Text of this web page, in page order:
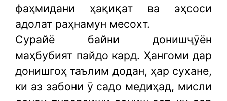
фаҳмидани ҳақиқат ва эҳсоси
адолат раҳнамун месохт.
Сурайё байни донишҷӯён
маҳбубият пайдо кард. Ҳангоми дар
донишгоҳ таълим додан, ҳар сухане,
ки аз забони ӯ садо медиҳад, мисли